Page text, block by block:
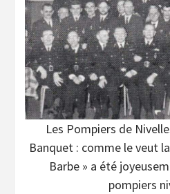
Les Pompiers de
Banquet : comme le veut
Barbe » a été
pompiers